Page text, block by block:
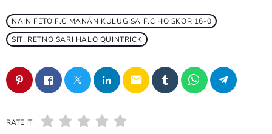
NAIN FETO F.C MANÁN KULUGISA F.C HO SKOR 16-0
SITI RETNO SARI HALO QUINTRICK
email
RATE IT